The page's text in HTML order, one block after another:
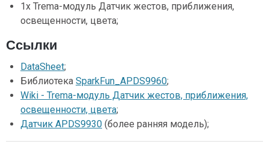
1х Trema-модуль Датчик жестов, приближения,
освещенности, цвета;
Ссылки
DataSheet;
Библиотека SparkFun_APDS9960;
Wiki - Trema-модуль Датчик жестов, приближения,
освещенности, цвета;
Датчик APDS9930 (более ранняя модель);